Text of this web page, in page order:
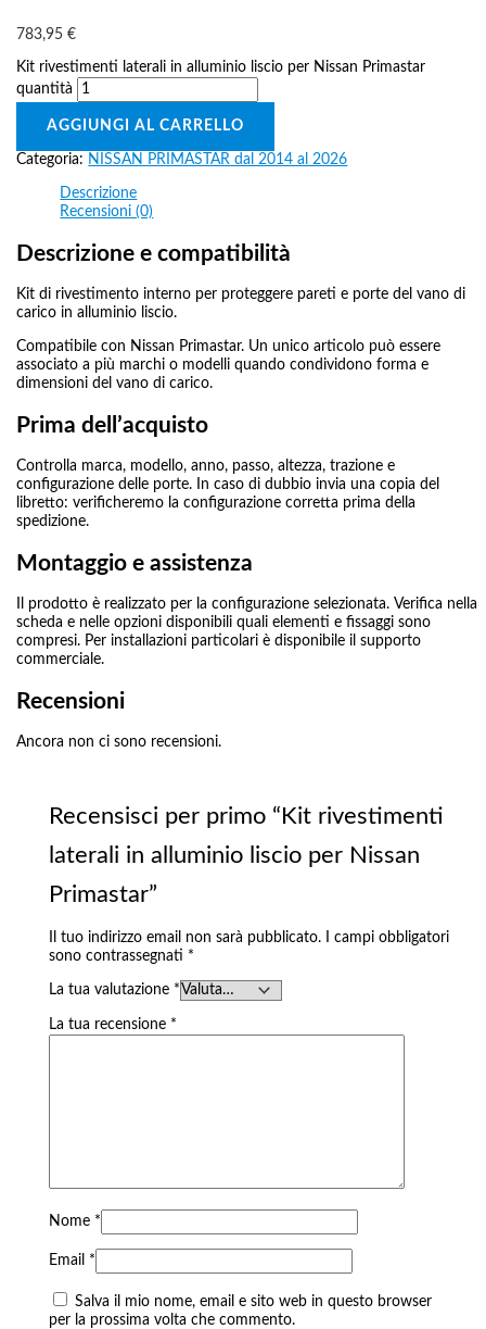
783,95€
Kit rivestimenti laterali in alluminio liscio per Nissan Primastar
quantità
AGGIUNGI AL CARRELLO
Categoria: NISSAN PRIMASTAR dal 2014 al 2026
Descrizione
Recensioni (0)
Descrizione e compatibilità
Kit di rivestimento interno per proteggere pareti e porte del vano di
carico in alluminio liscio.
Compatibile con Nissan Primastar. Un unico articolo può essere
associato a più marchi o modelli quando condividono forma e
dimensioni del vano di carico.
Prima dell’acquisto
Controlla marca, modello, anno, passo, altezza, trazione e
configurazione delle porte. In caso di dubbio invia una copia del
libretto: verificheremo la configurazione corretta prima della
spedizione.
Montaggio e assistenza
Il prodotto è realizzato per la configurazione selezionata. Verifica nella
scheda e nelle opzioni disponibili quali elementi e fissaggi sono
compresi. Per installazioni particolari è disponibile il supporto
commerciale.
Recensioni
Ancora non ci sono recensioni.
Recensisci per primo “Kit rivestimenti
laterali in alluminio liscio per Nissan
Primastar”
Il tuo indirizzo email non sarà pubblicato.
I campi obbligatori
sono contrassegnati *
La tua valutazione *
La tua recensione *
Nome *
Email *
Salva il mio nome, email e sito web in questo browser
per la prossima volta che commento.